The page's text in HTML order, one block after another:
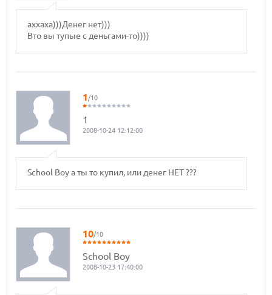
аххаха)))Денег нет)))
Вто вы тупые с деньгами-то))))
1/10
1
2008-10-24 12:12:00
School Boy а ты то купил, или денег НЕТ ???
10/10
School Boy
2008-10-23 17:40:00